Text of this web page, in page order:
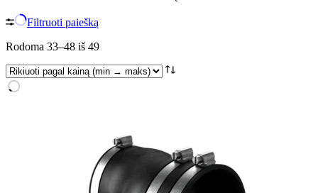
Filtruoti paiešką
Rodoma 33–48 iš 49Rūšiuojama
kainą: